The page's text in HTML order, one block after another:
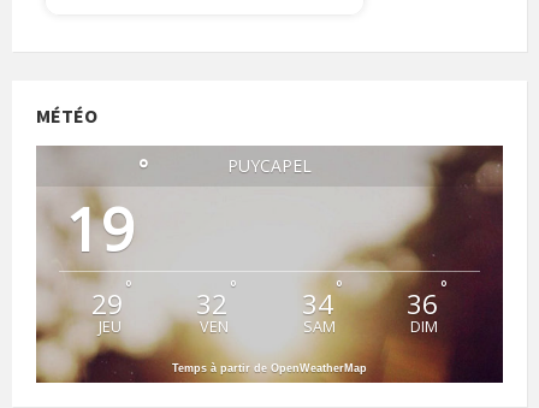
MÉTÉO
PUYCAPEL
19
°
29 °
JEU
32 °
VEN
34°
SAM
36°
DIM
Temps à partir de OpenWeatherMap